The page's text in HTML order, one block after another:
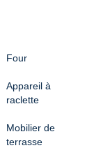
Four
Appareil à
raclette
Mobilier de
terrasse